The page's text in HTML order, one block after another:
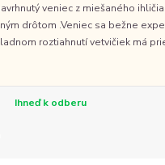
veniec z miešaného
drôtom .Veniec sa bežne
roztiahnutí vetvičiek má
Ihneď k odberu